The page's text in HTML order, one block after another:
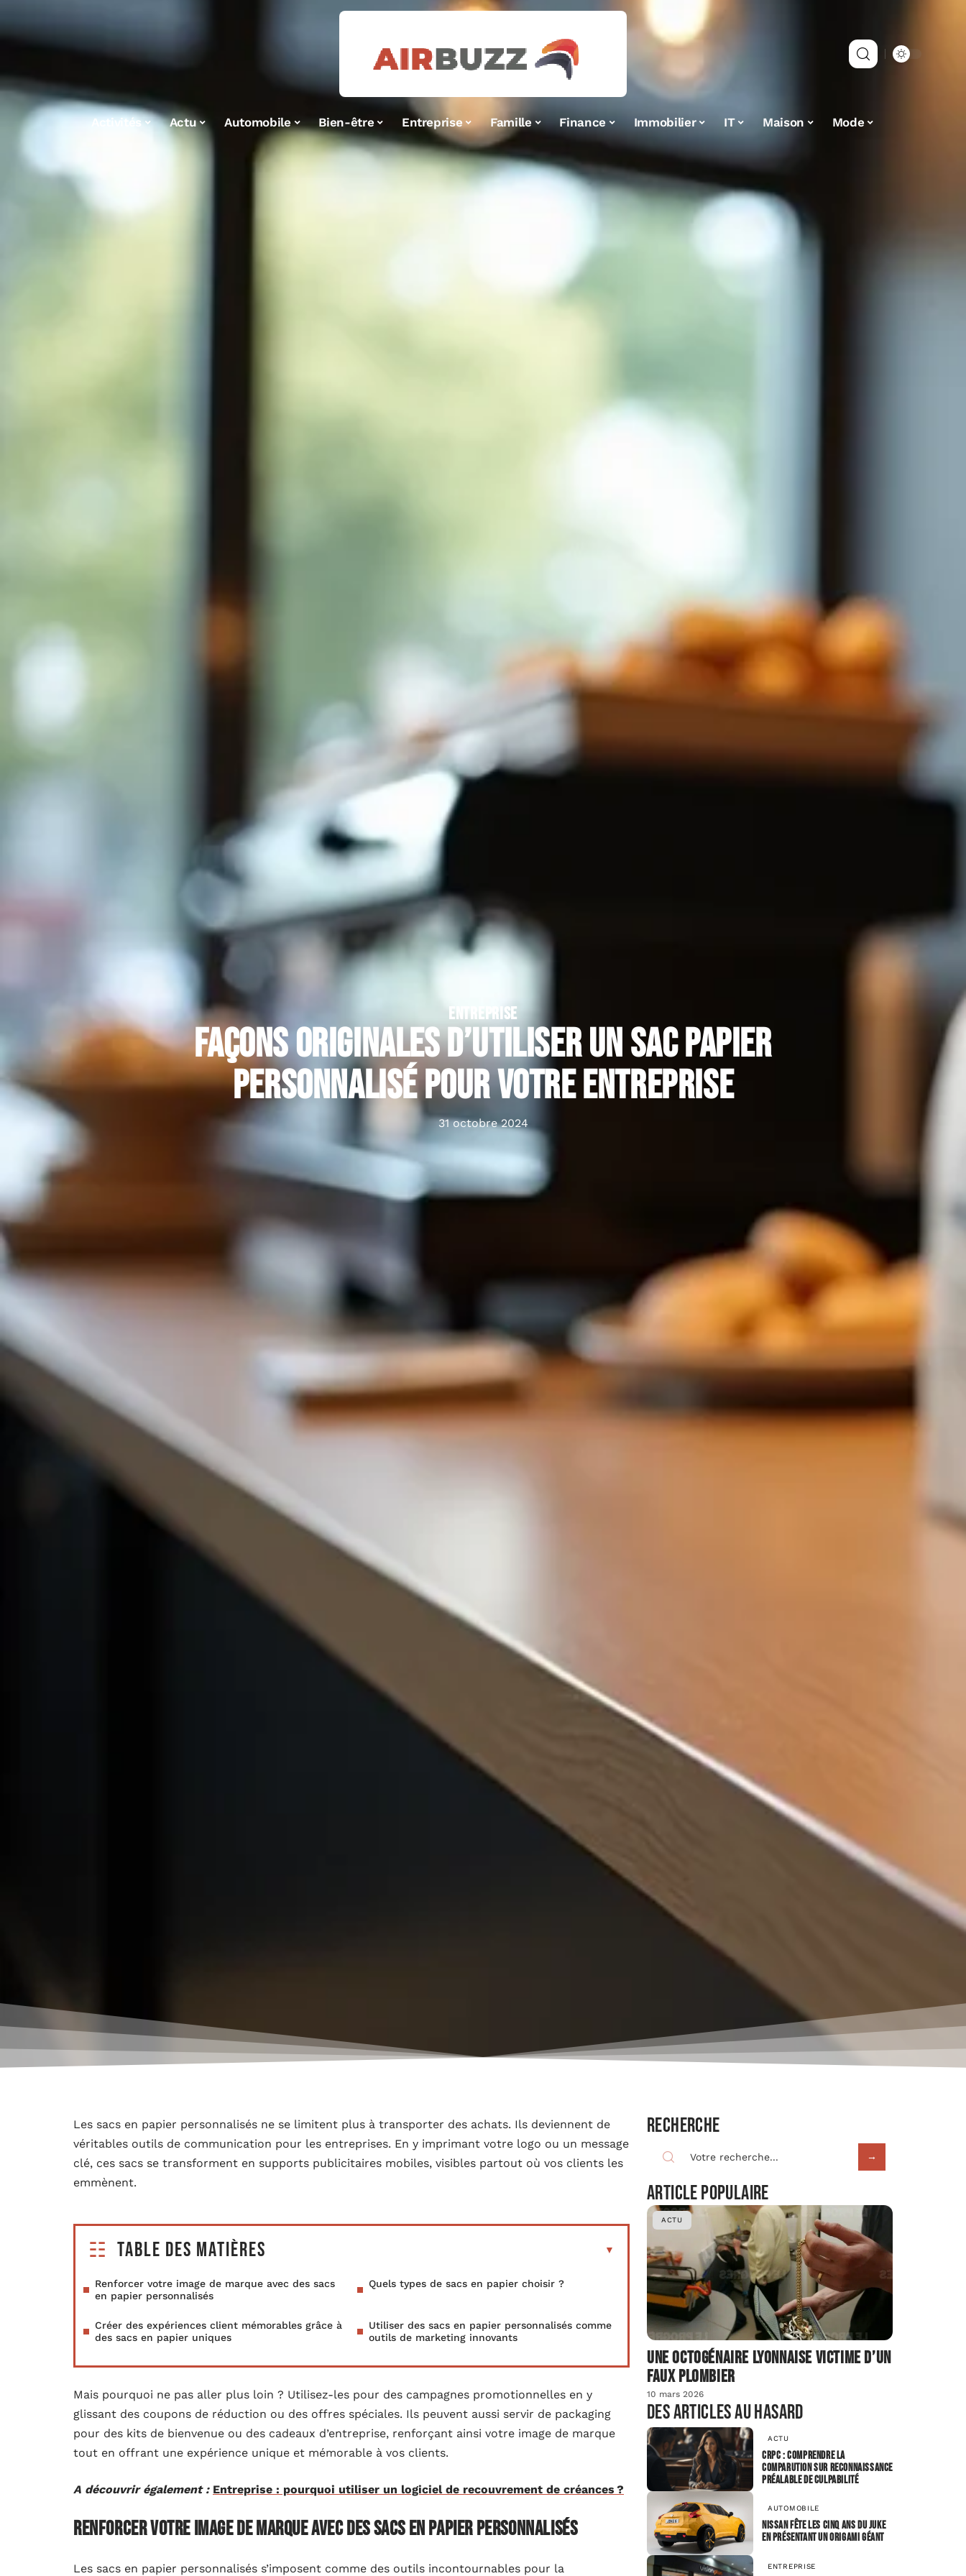
Activités Actu Automobile Bien-être Entreprise Famille Finance Immobilier IT Maison Mode
ENTREPRISE
Façons originales d’utiliser un sac papier
personnalisé pour votre entreprise
31 octobre 2024
Les sacs en papier personnalisés ne se limitent plus à transporter des achats. Ils deviennent de
véritables outils de communication pour les entreprises. En y imprimant votre logo ou un message
clé, ces sacs se transforment en supports publicitaires mobiles, visibles partout où vos clients les
emmènent.
Table des matières
Renforcer votre image de marque avec des sacs
en papier personnalisés
Quels types de sacs en papier choisir ?
Créer des expériences client mémorables grâce à
des sacs en papier uniques
Utiliser des sacs en papier personnalisés comme
outils de marketing innovants
Mais pourquoi ne pas aller plus loin ? Utilisez-les pour des campagnes promotionnelles en y
glissant des coupons de réduction ou des offres spéciales. Ils peuvent aussi servir de packaging
pour des kits de bienvenue ou des cadeaux d’entreprise, renforçant ainsi votre image de marque
tout en offrant une expérience unique et mémorable à vos clients.
A découvrir également : Entreprise : pourquoi utiliser un logiciel de recouvrement de créances ?
Renforcer votre image de marque avec des sacs en papier personnalisés
Les sacs en papier personnalisés s’imposent comme des outils incontournables pour la
Recherche
Article populaire
ACTU
Une octogénaire lyonnaise victime d’un
faux plombier
10 mars 2026
Des articles au hasard
ACTU
CRPC : comprendre la
comparution sur reconnaissance
préalable de culpabilité
AUTOMOBILE
Nissan fête les cinq ans du Juke
en présentant un origami géant
ENTREPRISE